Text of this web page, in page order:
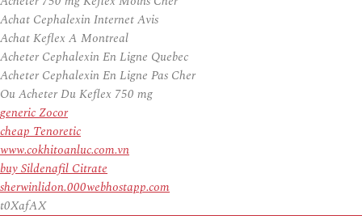
Achat Cephalexin Internet Avis
Achat Keflex A Montreal
Acheter Cephalexin En Ligne Quebec
Acheter Cephalexin En Ligne Pas Cher
Ou Acheter Du Keflex 750 mg
generic Zocor
cheap Tenoretic
www.cokhitoanluc.com.vn
buy Sildenafil Citrate
sherwinlidon.000webhostapp.com
t0XafAX